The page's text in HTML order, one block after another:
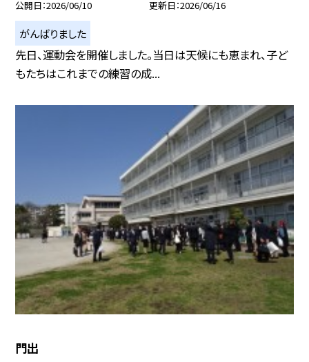
公開日 2026/06/10 更新日 2026/06/16
がんばりました
先日、運動会を開催しました。当日は天候にも恵まれ、子ど
もたちはこれまでの練習の成...
門出